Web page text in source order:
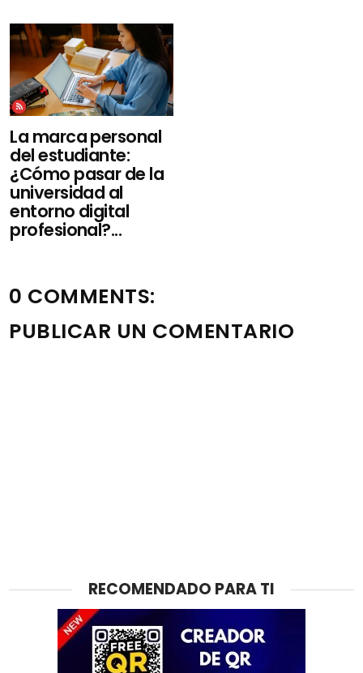
La marca personal
del estudiante:
¿Cómo pasar de la
universidad al
entorno digital
profesional?...
0 COMMENTS:
PUBLICAR UN COMENTARIO
RECOMENDADO PARA TI